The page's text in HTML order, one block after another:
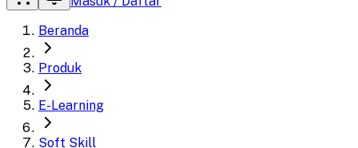
Beranda
Produk
E-Learning
Soft Skill